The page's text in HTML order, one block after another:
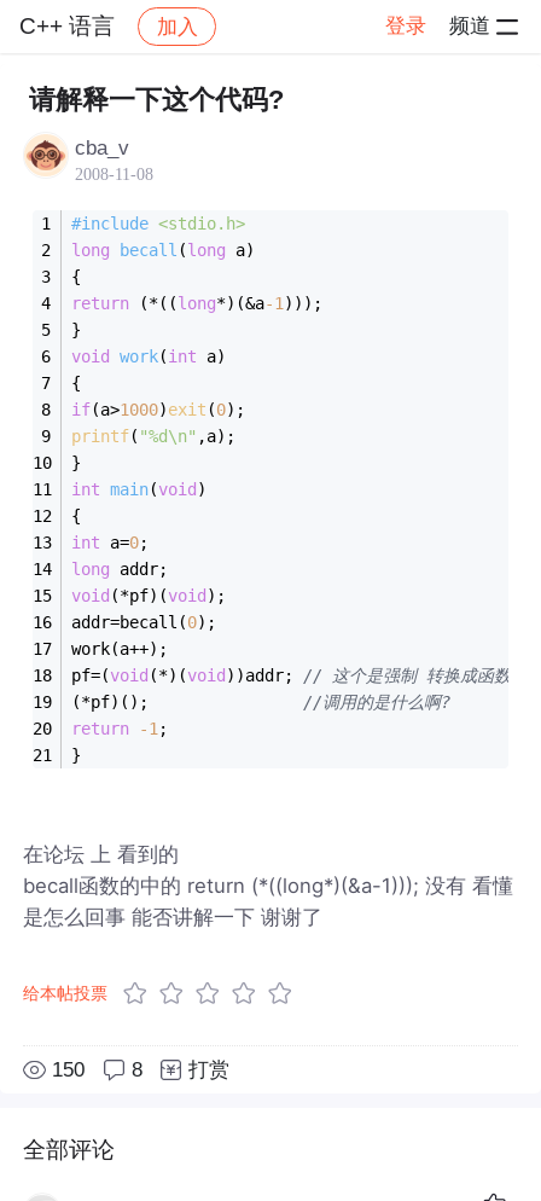
C++ 语言 加入 登录 频道
社区 C++ 语言 帖子详情
请解释一下这个代码?
cba_v
2008-11-08
#include <stdio.h>
long
becall (long a)
{
return (*((long*)(&a-1 )));
}
void
work(int a)
{
if(a>1000)exit (0);
printf( "%d\n" ,a);
}
int main(void )
{
int a=0;
long addr;
void (*pf)(void );
addr=becall(0);
work(a++);
pf=(void (*)(void ))addr; // 这个是强制 转换成函数指
(*pf)(); //调用的是什么啊?
return
-1 ;
}
在论坛 上 看到的
becall函数的中的 return (*((long*)(&a-1))); 没有 看懂
是怎么回事 能否讲解一下 谢谢了
给本帖投票
150 8 打赏
全部评论